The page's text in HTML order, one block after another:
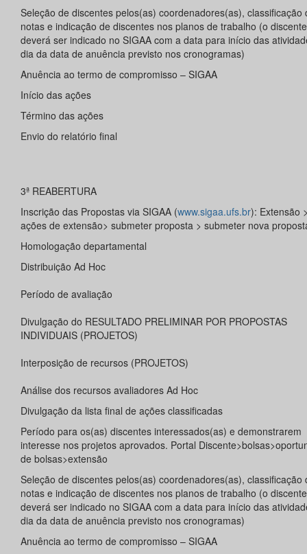
Seleção de discentes pelos(as) coordenadores(as), classificação
notas e indicação de discentes nos planos de trabalho (o discente
deverá ser indicado no SIGAA com a data para início das
dia da data de anuência previsto nos cronogramas)
Anuência ao termo de compromisso – SIGAA
Início das ações
Término das ações
Envio do relatório final
3ª REABERTURA
Inscrição das Propostas via SIGAA (www.sigaa.ufs.br): Extensão
ações de extensão> submeter proposta > submeter nova
Homologação departamental
Distribuição Ad Hoc
Período de avaliação
Divulgação do RESULTADO PRELIMINAR POR PROPOSTAS
INDIVIDUAIS (PROJETOS)
Interposição de recursos (PROJETOS)
Análise dos recursos avaliadores Ad Hoc
Divulgação da lista final de ações classificadas
Período para os(as) discentes interessados(as) e demonstrarem
interesse nos projetos aprovados. Portal
de bolsas>extensão
Seleção de discentes pelos(as) coordenadores(as), classificação
notas e indicação de discentes nos planos de trabalho (o discente
deverá ser indicado no SIGAA com a data para início das
dia da data de anuência previsto nos cronogramas)
Anuência ao termo de compromisso – SIGAA